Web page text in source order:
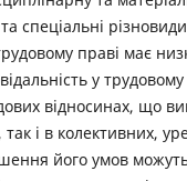
та спеціальні
праві має
у трудовому
відносинах, що
так і в колективних,
його умов